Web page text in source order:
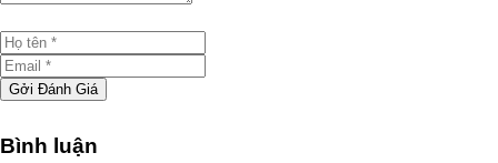
Gởi Đánh Giá
Bình luận